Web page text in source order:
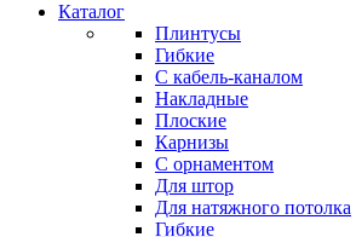
Каталог
Плинтусы
Гибкие
C кабель-каналом
Накладные
Плоские
Карнизы
С орнаментом
Для штор
Для натяжного потолка
Гибкие